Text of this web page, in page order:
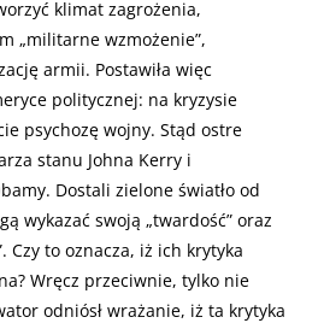
klimat zagrożenia,
„militarne wzmożenie”,
armii. Postawiła więc
politycznej: na kryzysie
psychozę wojny. Stąd ostre
stanu Johna Kerry i
Dostali zielone światło od
wykazać swoją „twardość” oraz
Czy to oznacza, iż ich krytyka
Wręcz przeciwnie, tylko nie
odniósł wrażanie, iż ta krytyka